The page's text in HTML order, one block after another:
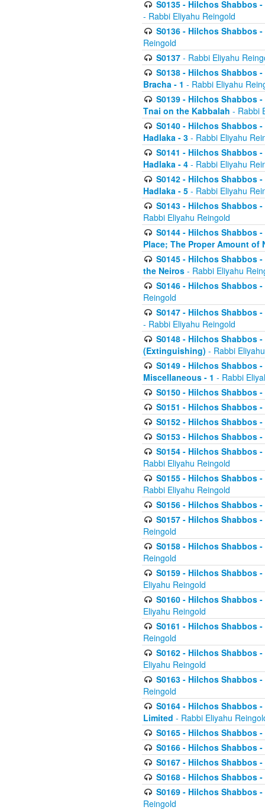
S0135 - Hilchos Shabbos
- Rabbi Eliyahu Reingold
S0136 - Hilchos Shabbos
Reingold
S0137- Rabbi Eliyahu
S0138 - Hilchos Shabbos
Bracha - 1 - Rabbi Eliyahu
S0139 - Hilchos Shabbos
Tnai on the Kabbalah - Rabbi
S0140 - Hilchos Shabbos
Hadlaka - 3 - Rabbi Eliyahu
S0141 - Hilchos Shabbos
Hadlaka - 4 - Rabbi Eliyahu
S0142 - Hilchos Shabbos
Hadlaka - 5 - Rabbi Eliyahu
S0143 - Hilchos Shabbos
Rabbi Eliyahu Reingold
S0144 - Hilchos Shabbos
Place; The Proper Amount of
S0145 - Hilchos Shabbos
the Neiros - Rabbi Eliyahu
S0146 - Hilchos Shabbos
Reingold
S0147 - Hilchos Shabbos
- Rabbi Eliyahu Reingold
S0148 - Hilchos Shabbos
(Extinguishing) - Rabbi
S0149 - Hilchos Shabbos
Miscellaneous - 1 - Rabbi
S0150 - Hilchos Shabbos
S0151 - Hilchos Shabbos
S0152 - Hilchos Shabbos
S0153 - Hilchos Shabbos
S0154 - Hilchos Shabbos
Rabbi Eliyahu Reingold
S0155 - Hilchos Shabbos
Rabbi Eliyahu Reingold
S0156 - Hilchos Shabbos
S0157 - Hilchos Shabbos
Reingold
S0158 - Hilchos Shabbos
Reingold
S0159 - Hilchos Shabbos
Eliyahu Reingold
S0160 - Hilchos Shabbos
Eliyahu Reingold
S0161 - Hilchos Shabbos
Reingold
S0162 - Hilchos Shabbos
Eliyahu Reingold
S0163 - Hilchos Shabbos
Reingold
S0164 - Hilchos Shabbos
Limited - Rabbi Eliyahu
S0165 - Hilchos Shabbos
S0166 - Hilchos Shabbos
S0167 - Hilchos Shabbos
S0168 - Hilchos Shabbos
S0169 - Hilchos Shabbos
Reingold